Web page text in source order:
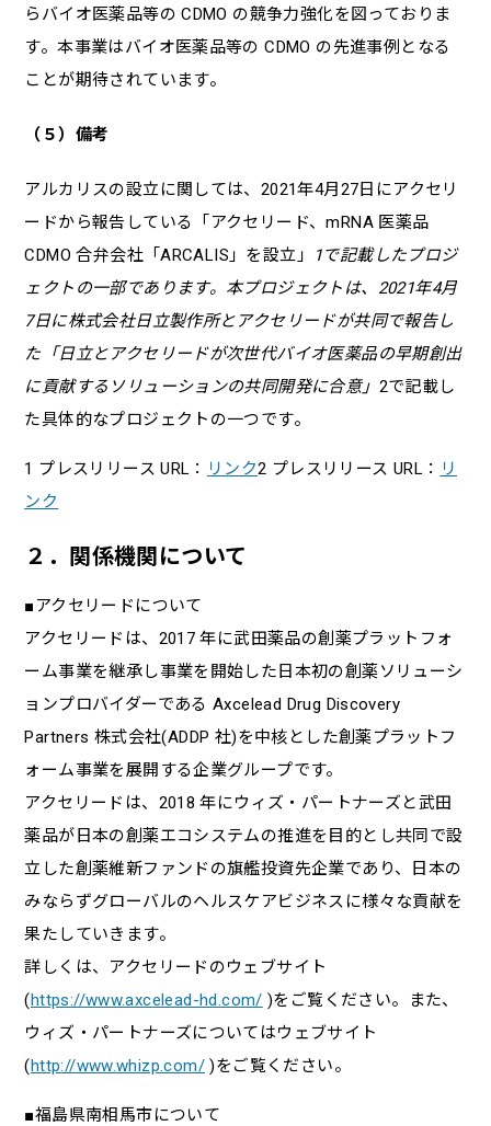
らバイオ医薬品等の CDMO の競争力強化を図っておりま
す。本事業はバイオ医薬品等の CDMO の先進事例となる
ことが期待されています。
（５）備考
アルカリスの設立に関しては、2021年4月27日にアクセリ
ードから報告している「アクセリード、mRNA 医薬品
CDMO 合弁会社「ARCALIS」を設立」
1で記載したプロジ
ェクトの一部であります。本プロジェクトは、2021年4月
7日に株式会社日立製作所とアクセリードが共同で報告し
た「日立とアクセリードが次世代バイオ医薬品の早期創出
に貢献するソリューションの共同開発に合意」 2で記載し
た具体的なプロジェクトの一つです。
1 プレスリリース URL： リンク2 プレスリリース URL：
リ
ンク
２．関係機関について
■アクセリードについて
アクセリードは、2017 年に武田薬品の創薬プラットフォ
ーム事業を継承し事業を開始した日本初の創薬ソリューシ
ョンプロバイダーである Axcelead Drug Discovery
Partners 株式会社(ADDP 社)を中核とした創薬プラットフ
ォーム事業を展開する企業グループです。
アクセリードは、2018 年にウィズ・パートナーズと武田
薬品が日本の創薬エコシステムの推進を目的とし共同で設
立した創薬維新ファンドの旗艦投資先企業であり、日本の
みならずグローバルのヘルスケアビジネスに様々な貢献を
果たしていきます。
詳しくは、アクセリードのウェブサイト
(https://www.axcelead-hd.com/ )をご覧ください。また、
ウィズ・パートナーズについてはウェブサイト
(http://www.whizp.com/ )をご覧ください。
■福島県南相馬市について